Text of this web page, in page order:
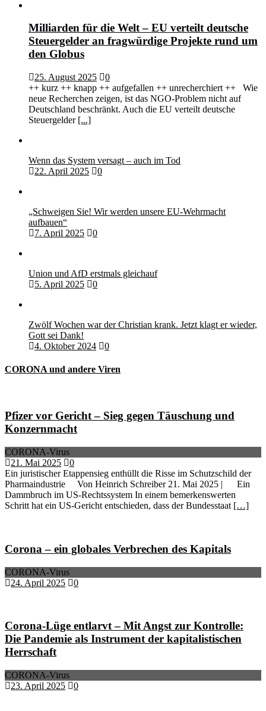
Milliarden für die Welt – EU verteilt deutsche
Steuergelder an fragwürdige Projekte rund um
den Globus
25. August 2025
0
++ kurz ++ knapp ++ aufgefallen ++ unrecherchiert ++ Wie
neue Recherchen zeigen, ist das NGO-Problem nicht auf
Deutschland beschränkt. Auch die EU verteilt deutsche
Steuergelder [...]
Wenn das System versagt – auch im Tod
22. April 2025
0
„Schweigen Sie! Wir werden unsere EU-Wehrmacht
aufbauen“
7. April 2025
0
Union und AfD erstmals gleichauf
5. April 2025
0
Zwölf Wochen war der Christian krank. Jetzt klagt er wieder,
Gott sei Dank!
4. Oktober 2024
0
CORONA und andere Viren
Pfizer vor Gericht – Sieg gegen Täuschung und
Konzernmacht
CORONA-Virus
21. Mai 2025
0
Ein juristischer Etappensieg enthüllt die Risse im Schutzschild der
Pharmaindustrie Von Heinrich Schreiber 21. Mai 2025 | Ein
Dammbruch im US-Rechtssystem In einem bemerkenswerten
Schritt hat ein US-Gericht entschieden, dass der Bundesstaat […]
Corona – ein globales Verbrechen des Kapitals
CORONA-Virus
24. April 2025
0
Corona-Lüge entlarvt – Mit Angst zur Kontrolle:
Die Pandemie als Instrument der kapitalistischen
Herrschaft
CORONA-Virus
23. April 2025
0